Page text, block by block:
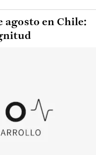
agosto en Chile: